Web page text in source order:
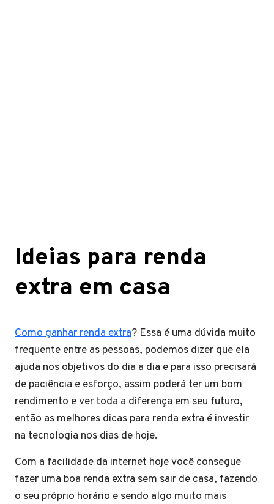
Ideias para renda
extra em casa
Como ganhar renda extra? Essa é uma dúvida muito
frequente entre as pessoas, podemos dizer que ela
ajuda nos objetivos do dia a dia e para isso precisará
de paciência e esforço, assim poderá ter um bom
rendimento e ver toda a diferença em seu futuro,
então as melhores dicas para renda extra é investir
na tecnologia nos dias de hoje.
Com a facilidade da internet hoje você consegue
fazer uma boa renda extra sem sair de casa, fazendo
o seu próprio horário e sendo algo muito mais